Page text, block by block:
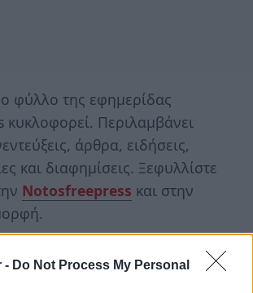
- Do Not Process My Personal
φύλλο της εφημερίδας
κυκλοφορεί. Περιλαμβάνει
άρθρα, ειδήσεις,
και διαφημίσεις. Ξεφυλλίστε
Notosfreepress και στην